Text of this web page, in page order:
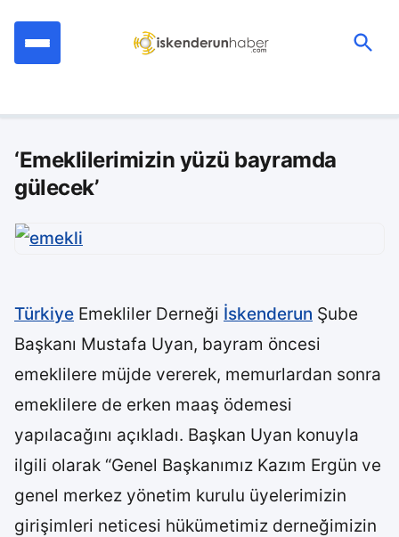
‘Emeklilerimizin yüzü bayramda
gülecek’
Türkiye Emekliler Derneği İskenderun Şube
Başkanı Mustafa Uyan, bayram öncesi
emeklilere müjde vererek, memurlardan sonra
emeklilere de erken maaş ödemesi
yapılacağını açıkladı. Başkan Uyan konuyla
ilgili olarak “Genel Başkanımız Kazım Ergün ve
genel merkez yönetim kurulu üyelerimizin
girişimleri neticesi hükümetimiz derneğimizin